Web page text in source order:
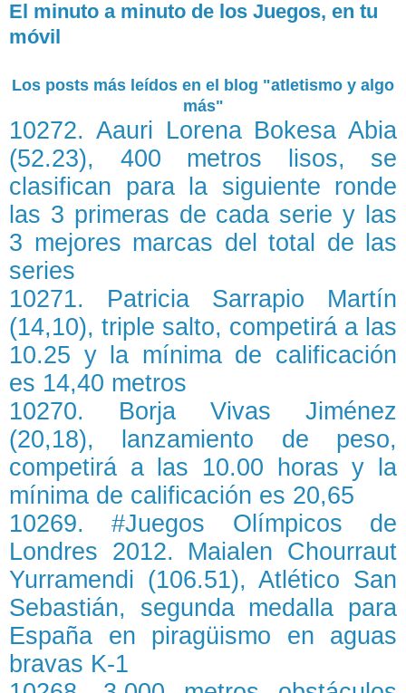
El minuto a minuto de los Juegos, en tu
móvil
Los posts más leídos en el blog "atletismo y algo
más"
10272. Aauri Lorena Bokesa Abia
(52.23), 400 metros lisos, se
clasifican para la siguiente ronde
las 3 primeras de cada serie y las
3 mejores marcas del total de las
series
10271. Patricia Sarrapio Martín
(14,10), triple salto, competirá a las
10.25 y la mínima de calificación
es 14,40 metros
10270. Borja Vivas Jiménez
(20,18), lanzamiento de peso,
competirá a las 10.00 horas y la
mínima de calificación es 20,65
10269. #Juegos Olímpicos de
Londres 2012. Maialen Chourraut
Yurramendi (106.51), Atlético San
Sebastián, segunda medalla para
España en piragüismo en aguas
bravas K-1